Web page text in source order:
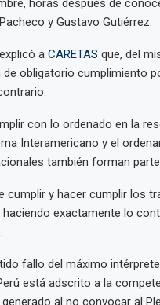
horas después de
y Gustavo Gutiérrez.
a CARETAS que, del
obligatorio cumplimiento
con lo ordenado en la
Interamericano y el
también forman
cumplir y hacer cumplir los
exactamente lo
fallo del máximo
está adscrito a la
al no convocar al